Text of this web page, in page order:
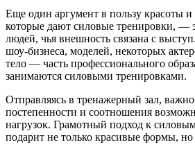
Еще один аргумент в пользу красоты и
которые дают силовые тренировки, —
людей, чья внешность связана с
шоу-бизнеса, моделей, некоторых
тело — часть профессионального
занимаются силовыми тренировками.
Отправляясь в тренажерный зал,
постепенности и соотношения
нагрузок. Грамотный подход к
подарит не только красивые формы, но